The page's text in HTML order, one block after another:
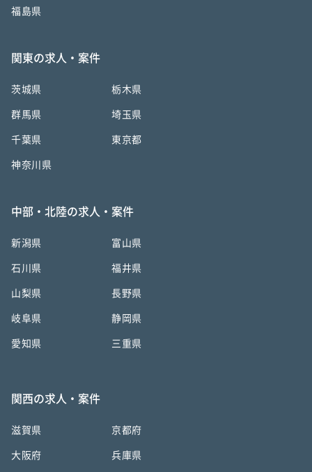
福島県
関東の求人・案件
茨城県 栃木県
群馬県 埼玉県
千葉県 東京都
神奈川県
中部・北陸の求人・案件
新潟県 富山県
石川県 福井県
山梨県 長野県
岐阜県 静岡県
愛知県 三重県
関西の求人・案件
滋賀県 京都府
大阪府 兵庫県